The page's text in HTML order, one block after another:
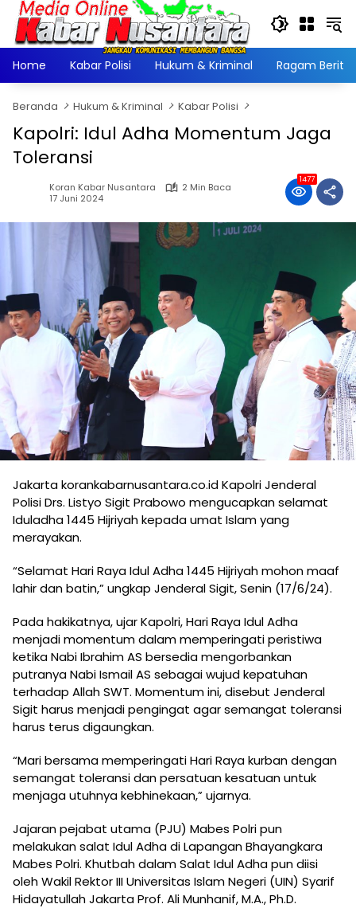
Langsung
konten
Home
Kabar Polisi Hukum & Kriminal Ragam Berita
Beranda Hukum & Kriminal Kabar Polisi
Kapolri: Idul Adha Momentum Jaga
Toleransi
Koran Kabar Nusantara
2 Min Baca
17 Juni 2024
1477
Jakarta korankabarnusantara.co.id Kapolri Jenderal
Polisi Drs. Listyo Sigit Prabowo mengucapkan selamat
Iduladha 1445 Hijriyah kepada umat Islam yang
merayakan.
“Selamat Hari Raya Idul Adha 1445 Hijriyah mohon maaf
lahir dan batin,” ungkap Jenderal Sigit, Senin (17/6/24).
Pada hakikatnya, ujar Kapolri, Hari Raya Idul Adha
menjadi momentum dalam memperingati peristiwa
ketika Nabi Ibrahim AS bersedia mengorbankan
putranya Nabi Ismail AS sebagai wujud kepatuhan
terhadap Allah SWT. Momentum ini, disebut Jenderal
Sigit harus menjadi pengingat agar semangat toleransi
harus terus digaungkan.
“Mari bersama memperingati Hari Raya kurban dengan
semangat toleransi dan persatuan kesatuan untuk
menjaga utuhnya kebhinekaan,” ujarnya.
Jajaran pejabat utama (PJU) Mabes Polri pun
melakukan salat Idul Adha di Lapangan Bhayangkara
Mabes Polri. Khutbah dalam Salat Idul Adha pun diisi
oleh Wakil Rektor III Universitas Islam Negeri (UIN) Syarif
Hidayatullah Jakarta Prof. Ali Munhanif, M.A., Ph.D.